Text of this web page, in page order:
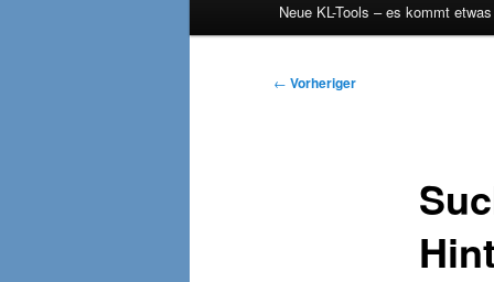
Neue KL-Tools – es kommt
Beitragsnavigation
← Vorheriger